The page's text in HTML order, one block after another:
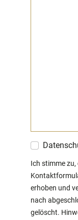
Ich stimme
erhoben und
nach
gelöscht.